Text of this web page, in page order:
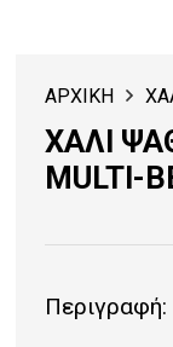
ΑΡΧΙΚΗ
ΧΑΛΙ
MULTI-
Περιγραφή: